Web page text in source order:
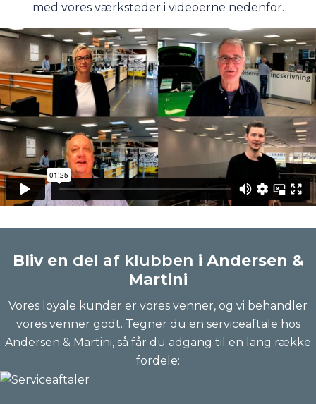
med vores værksteder i videoerne nedenfor.
Bliv en del af klubben i Andersen &
Martini
Vores loyale kunder er vores venner, og vi behandler
vores venner godt. Tegner du en serviceaftale hos
Andersen & Martini, så får du adgang til en lang række
fordele: